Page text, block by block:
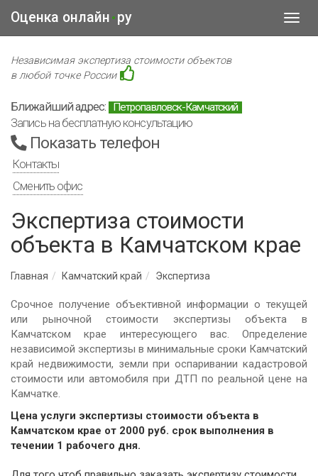
Оценка онлайн • ру
Независимая экспертиза стоимости объектов
в любой точке России
Ближайший адрес: Петропавловск-Камчатский
Запись на бесплатную консультацию
Показать телефон
Контакты
Сменить офис
Экспертиза стоимости
объекта в Камчатском крае
Главная Камчатский край Экспертиза
Срочное получение объективной информации о текущей
или рыночной стоимости экспертизы объекта в
Камчатском крае интересующего вас. Определение
независимой экспертизы в минимальные сроки Камчатский
край недвижимости, земли при оспаривании кадастровой
стоимости или автомобиля при ДТП по реальной цене на
Камчатке.
Цена услуги экспертизы стоимости объекта в
Камчатском крае от 2000 руб. cрок выполнения в
течении 1 рабочего дня.